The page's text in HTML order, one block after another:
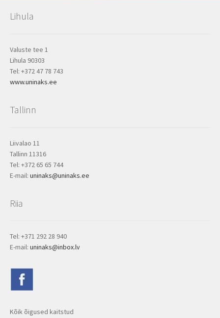
Lihula
Valuste tee 1
Lihula 90303
Tel: +372 47 78 743
www.uninaks.ee
Tallinn
Liivalao 11
Tallinn 11316
Tel: +372 65 65 744
E-mail: uninaks@uninaks.ee
Riia
Tel: +371 292 28 940
E-mail: uninaks@inbox.lv
Kõik õigused kaitstud